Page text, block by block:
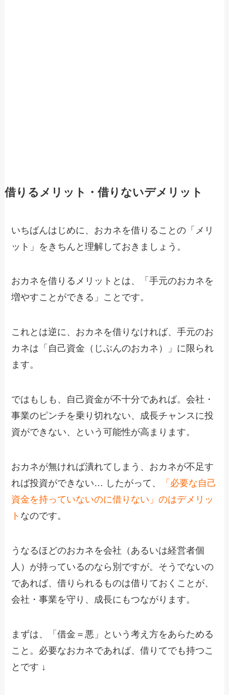
借りるメリット・借りないデメリット
いちばんはじめに、おカネを借りることの「メリ
ット」をきちんと理解しておきましょう。
おカネを借りるメリットとは、「手元のおカネを
増やすことができる」ことです。
これとは逆に、おカネを借りなければ、手元のお
カネは「自己資金（じぶんのおカネ）」に限られ
ます。
ではもしも、自己資金が不十分であれば。会社・
事業のピンチを乗り切れない、成長チャンスに投
資ができない、という可能性が高まります。
おカネが無ければ潰れてしまう、おカネが不足す
れば投資ができない… したがって、
「必要な自己
資金を持っていないのに借りない」のはデメリッ
ト なのです。
うなるほどのおカネを会社（あるいは経営者個
人）が持っているのなら別ですが。そうでないの
であれば、借りられるものは借りておくことが、
会社・事業を守り、成長にもつながります。
まずは、「借金＝悪」という考え方をあらためる
こと。必要なおカネであれば、借りてでも持つこ
とです ↓